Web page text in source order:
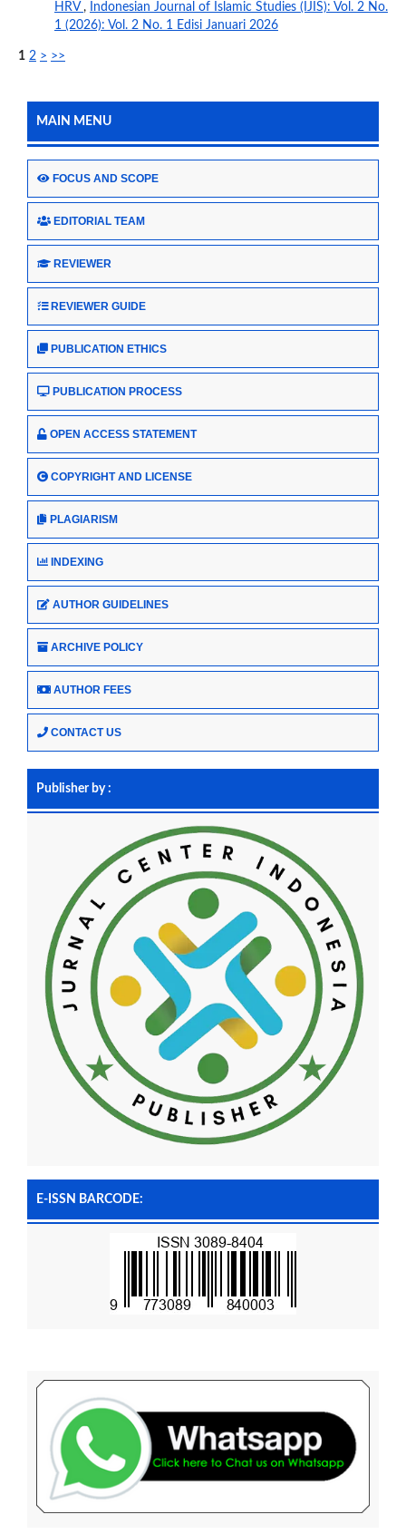
HRV ,
Indonesian Journal of Islamic Studies (IJIS): Vol. 2 No.
1 (2026): Vol. 2 No. 1 Edisi Januari 2026
1 2 > >>
MAIN MENU
FOCUS AND SCOPE
EDITORIAL TEAM
REVIEWER
REVIEWER GUIDE
PUBLICATION ETHICS
PUBLICATION PROCESS
OPEN ACCESS STATEMENT
COPYRIGHT AND LICENSE
PLAGIARISM
INDEXING
AUTHOR GUIDELINES
ARCHIVE POLICY
AUTHOR FEES
CONTACT US
Publisher by :
E-ISSN BARCODE: